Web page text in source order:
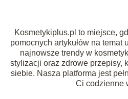
Kosmetykiplus.pl to miejsce,
pomocnych artykułów na temat
najnowsze trendy w
stylizacji oraz zdrowe przepisy,
siebie. Nasza platforma jest
Ci codzienne